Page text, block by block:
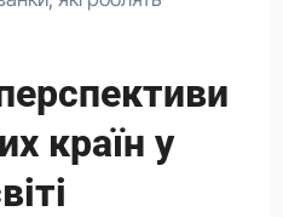
країн у